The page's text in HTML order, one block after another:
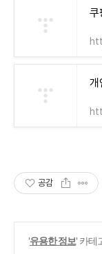
공감
'유용한 정보' 카테